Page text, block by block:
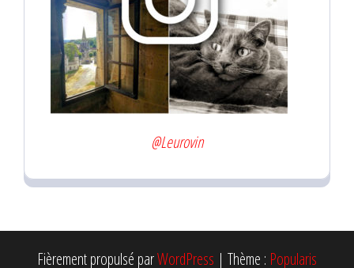
@Leurovin
Fièrement propulsé parWordPress | Thème : Popularis